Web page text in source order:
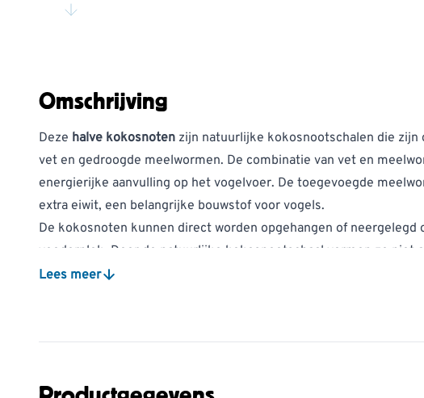
Omschrijving
Deze halve kokosnoten zijn natuurlijke kokosnootschalen die
vet en gedroogde meelwormen. De combinatie van vet en
energierijke aanvulling op het vogelvoer. De toegevoegde
extra eiwit, een belangrijke bouwstof voor vogels.
De kokosnoten kunnen direct worden opgehangen of neergelegd
voederplek. Door de natuurlijke kokosnootschaal vormen ze niet
maar passen ze ook mooi in een natuurlijke tuin.
Lees meer